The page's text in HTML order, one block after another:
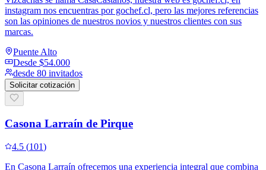
instagram nos encuentras por gochef.cl, pero las mejores referencias
son las opiniones de nuestros novios y nuestros clientes con sus
marcas.
Puente Alto
Desde $54.000
desde 80 invitados
Solicitar cotización
Casona Larraín de Pirque
4.5 (101)
En Casona Larraín ofrecemos una experiencia integral que combina